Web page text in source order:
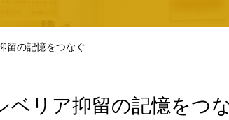
留の記憶をつなぐ
ベリア抑留の記憶をつ